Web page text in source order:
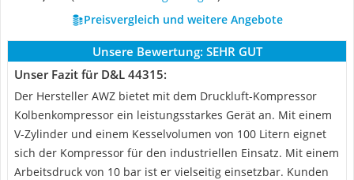
Preisvergleich und weitere Angebote
Unsere Bewertung: SEHR GUT
Unser Fazit für D&L 44315:
Der Hersteller AWZ bietet mit dem Druckluft-Kompressor
Kolbenkompressor ein leistungsstarkes Gerät an. Mit einem
V-Zylinder und einem Kesselvolumen von 100 Litern eignet
sich der Kompressor für den industriellen Einsatz. Mit einem
Arbeitsdruck von 10 bar ist er vielseitig einsetzbar. Kunden